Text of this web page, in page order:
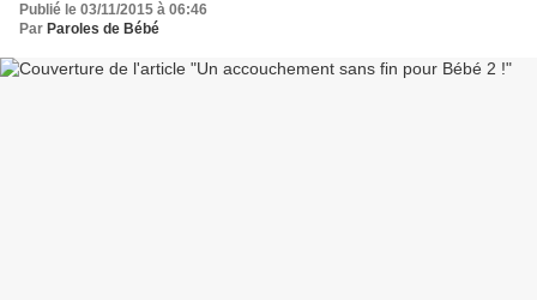
Publié le 03/11/2015 à 06:46
Par Paroles de Bébé